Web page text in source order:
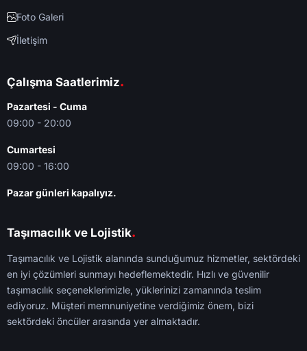
Foto Galeri
İletişim
Çalışma Saatlerimiz.
Pazartesi - Cuma
09:00 - 20:00
Cumartesi
09:00 - 16:00
Pazar günleri kapalıyız.
Taşımacılık ve Lojistik.
Taşımacılık ve Lojistik alanında sunduğumuz hizmetler, sektördeki
en iyi çözümleri sunmayı hedeflemektedir. Hızlı ve güvenilir
taşımacılık seçeneklerimizle, yüklerinizi zamanında teslim
ediyoruz. Müşteri memnuniyetine verdiğimiz önem, bizi
sektördeki öncüler arasında yer almaktadır.